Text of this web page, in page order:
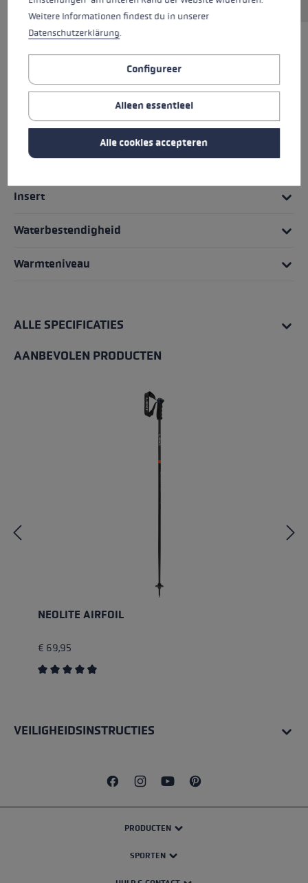
HIGHLIGHTS
Grip - lus/handschoen systeem
Pasvorm
Handschoen details
Insert
Waterbestendigheid
Warmteniveau
ALLE SPECIFICATIES
AANBEVOLEN PRODUCTEN
NEOLITE AIRFOIL
€ 69,95
VEILIGHEIDSINSTRUCTIES
PRODUCTEN
SPORTEN
Weitere Informationen findest du in unserer
Datenschutzerklärung.
Configureer
Alleen essentieel
Alle cookies accepteren